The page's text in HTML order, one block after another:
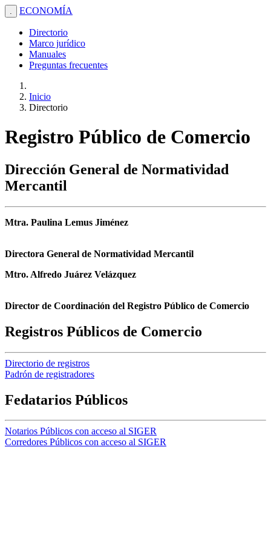
. ECONOMÍA
Directorio
Marco jurídico
Manuales
Preguntas frecuentes
Inicio
Directorio
Registro Público de Comercio
Dirección General de Normatividad
Mercantil
Mtra. Paulina Lemus Jiménez
Directora General de Normatividad Mercantil
Mtro. Alfredo Juárez Velázquez
Director de Coordinación del Registro Público de Comercio
Registros Públicos de Comercio
Directorio de registros
Padrón de registradores
Fedatarios Públicos
Notarios Públicos con acceso al SIGER
Corredores Públicos con acceso al SIGER